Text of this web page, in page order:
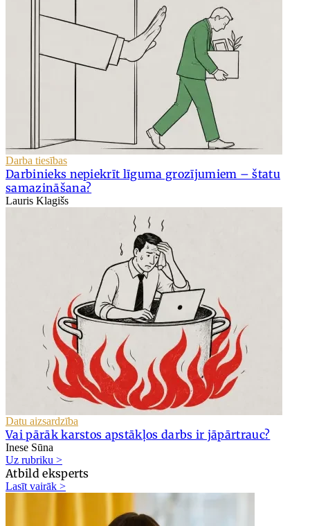
Darba tiesības
Darbinieks nepiekrīt līguma grozījumiem – štatu
samazināšana?
Lauris Klagišs
Datu aizsardzība
Vai pārāk karstos apstākļos darbs ir jāpārtrauc?
Inese Sūna
Uz rubriku >
Atbild eksperts
Lasīt vairāk >